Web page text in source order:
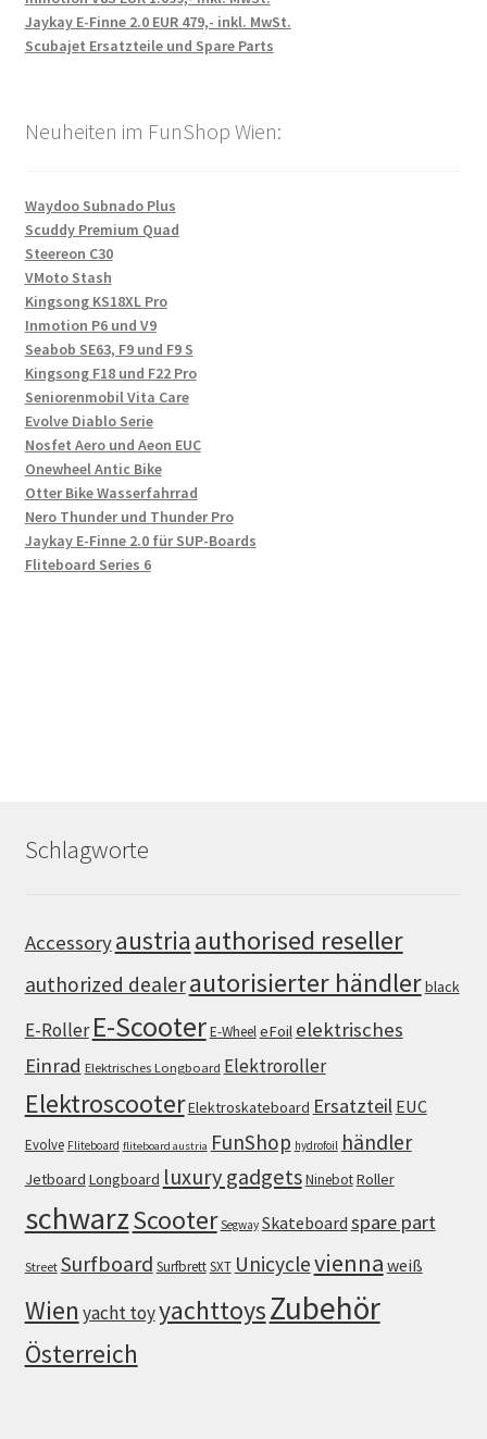
Jaykay E-Finne 2.0 EUR 479,- inkl. MwSt.
Scubajet Ersatzteile und Spare Parts
Neuheiten im FunShop Wien:
Waydoo Subnado Plus
Scuddy Premium Quad
Steereon C30
VMoto Stash
Kingsong KS18XL Pro
Inmotion P6 und V9
Seabob SE63, F9 und F9 S
Kingsong F18 und F22 Pro
Seniorenmobil Vita Care
Evolve Diablo Serie
Nosfet Aero und Aeon EUC
Onewheel Antic Bike
Otter Bike Wasserfahrrad
Nero Thunder und Thunder Pro
Jaykay E-Finne 2.0 für SUP-Boards
Fliteboard Series 6
Schlagworte
Accessoryaustria authorised reseller
authorized dealerautorisierter händlerblack
E-Roller E-ScooterE-WheeleFoil elektrisches
Einrad Elektrisches Longboard Elektroroller
ElektroscooterElektroskateboard Ersatzteil EUC
Evolve Fliteboard fliteboard austria FunShop hydrofoil händler
Jetboard Longboard luxury gadgetsNinebotRoller
schwarzScooter Segway Skateboard spare part
Street Surfboard SurfbrettSXT Unicyclevienna weiß
Wien yacht toyyachttoysZubehör
Österreich